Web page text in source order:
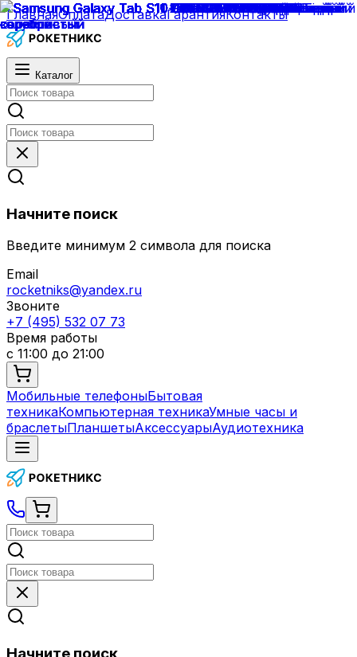
ГлавнаяОплатаДоставкаГарантияКонтакты
Каталог
Начните поиск
Введите минимум 2 символа для поиска
Email
rocketniks@yandex.ru
Звоните
+7 (495) 532 07 73
Время работы
с 11:00 до 21:00
Мобильные телефоныБытовая
техникаКомпьютерная техникаУмные часы и
браслетыПланшетыАксессуарыАудиотехника